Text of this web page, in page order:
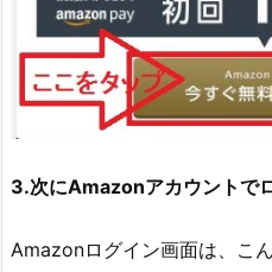
3.次にAmazonアカウントで
Amazonログイン画面は、こん